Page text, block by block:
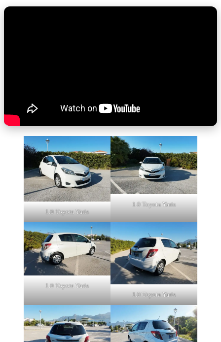
1.0 Toyota Yaris
1.0 Toyota Yaris
1.0 Toyota Yaris
1.0 Toyota Yaris